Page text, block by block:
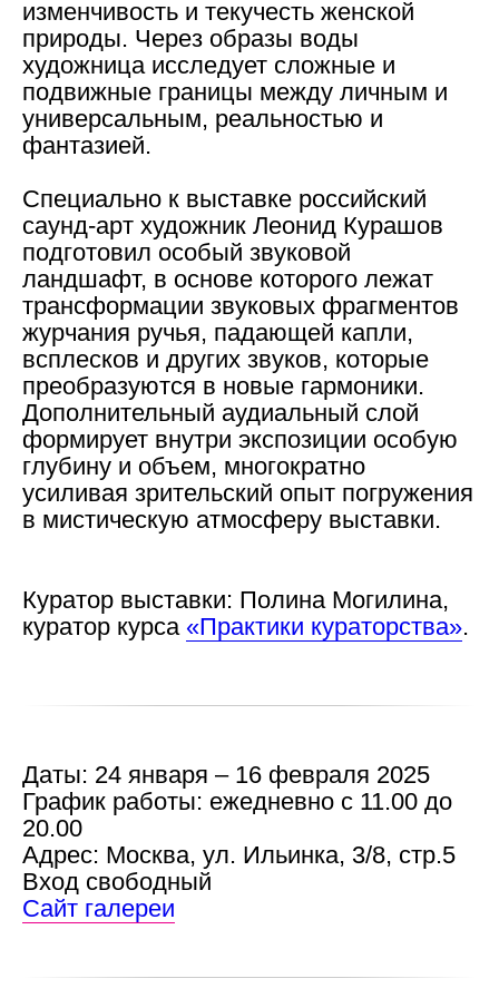
изменчивость и текучесть женской
природы. Через образы воды
художница исследует сложные и
подвижные границы между личным и
универсальным, реальностью и
фантазией.
Специально к выставке российский
саунд-арт художник Леонид Курашов
подготовил особый звуковой
ландшафт, в основе которого лежат
трансформации звуковых фрагментов
журчания ручья, падающей капли,
всплесков и других звуков, которые
преобразуются в новые гармоники.
Дополнительный аудиальный слой
формирует внутри экспозиции особую
глубину и объем, многократно
усиливая зрительский опыт погружения
в мистическую атмосферу выставки.
Куратор выставки: Полина Могилина,
куратор курса «Практики кураторства».
Даты: 24 января – 16 февраля 2025
График работы: ежедневно с 11.00 до
20.00
Адрес: Москва, ул. Ильинка, 3/8, стр.5
Вход свободный
Сайт галереи
Контактный центр
+7 (495) 640-30-22
info@msca.ru
Поступающим
+7 (495) 640-30-15
Разделы